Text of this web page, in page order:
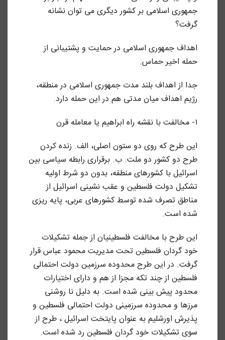
جمهوری اسلامی بر کشور دیگری می توان نشانه
گرفت؟
اهداف جمهوری اسلامی در حمایت و پشتیبانی از
حمله اخیر حماس.
جدا از اهداف بلند مدت جمهوری اسلامی در منطقه،
رژیم اهداف میان مدتی هم در این حمله دارد.
۱- مخالفت با نقشه راه ابراهیم یا معامله قرن
این طرح که روی دو ستون اصلی، الف. زنده کردن
طرح دو کشور دو ملت. ب. برقراری رابطه سیاسی بین
اسرائیل با کشورهای منطقه، بدون دو شرط اولیه
تشکیل دولت فلسطین و عقب نشینی اسرائیل از
مناطق تصرف شده توسط کشورهای عربی، پایه ریزی
شده است.
این طرح با مخالفت فلسطینیان از جمله تشکیلات
خود گردان فلسطین تحت مدیریت محمود عباس قرار
گرفت. در این طرح محدوده سرزمین دولت احتمالی
فلسطین از چند تکه مجزا از هم و دارای اختیارات
محدود پیش بینی شده است. به دلیل نا روشنی
مرزها و محدوده سرزمینی دولت احتمالی فلسطین و
پذیرش اورشلیم به عنوان پایتخت اسرائیل ، طرح از
سوی تشکیلات خود گردان فلسطین رد شده است.